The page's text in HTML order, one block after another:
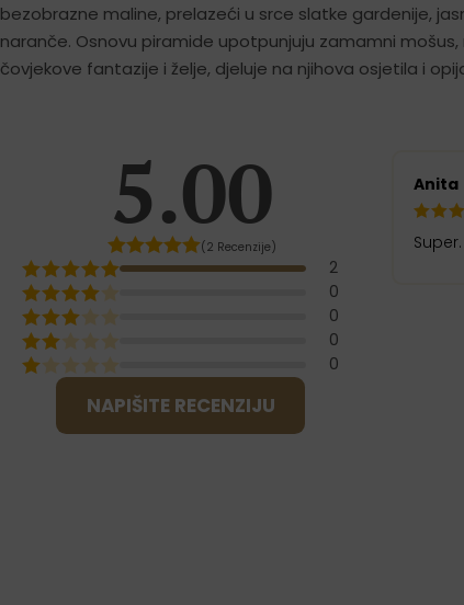
bezobrazne maline, prelazeći u srce slatke gardenije,
naranče. Osnovu piramide upotpunjuju zamamni mošus,
čovjekove fantazije i želje, djeluje na njihova osjetila i
5.00
(2 Recenzije)
2
0
0
0
0
NAPIŠITE RECENZIJU
Anita
Super.